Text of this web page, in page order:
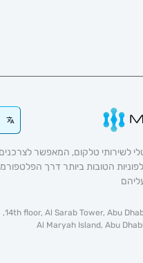
עברית
טלקום, המאפשר לצרכנים למצוא
ביותר דרך הפלטפורמות למסחר
14th floor, Al Sarab
Al Maryah